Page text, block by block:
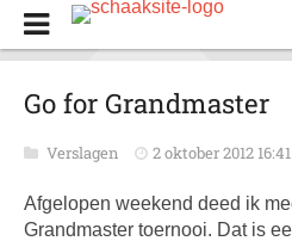
Go for Grandmaster
Verslagen 2 oktober 2012 16:41
Afgelopen weekend deed ik
Grandmaster toernooi. Dat is